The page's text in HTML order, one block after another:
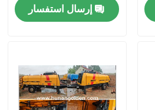
إرسال استفسار